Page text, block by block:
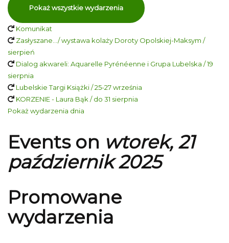
Pokaż wszystkie wydarzenia
Komunikat
Zasłyszane…/ wystawa kolaży Doroty Opolskiej-Maksym /
sierpień
Dialog akwareli: Aquarelle Pyrénéenne i Grupa Lubelska / 19
sierpnia
Lubelskie Targi Książki / 25-27 września
KORZENIE - Laura Bąk / do 31 sierpnia
Pokaż wydarzenia dnia
Events on wtorek, 21
październik 2025
Promowane
wydarzenia